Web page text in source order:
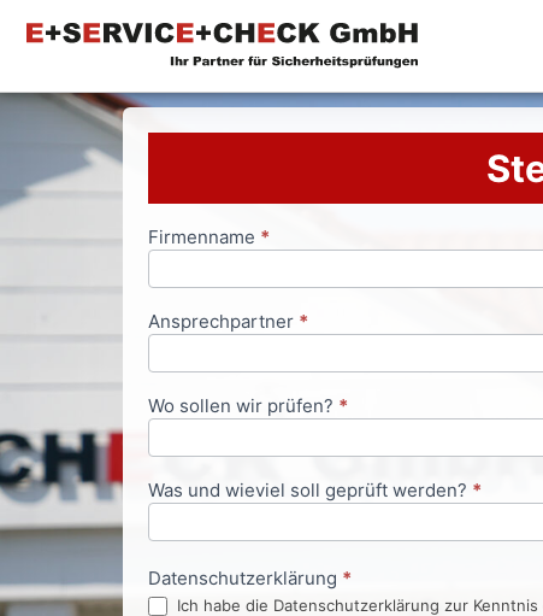
Anfrageformular
Firmenname *
Ansprechpartner *
Wo sollen wir prüfen? *
Was und wieviel soll geprüft werden? *
Datenschutzerklärung *
Ich habe die Datenschutzerklärung zur